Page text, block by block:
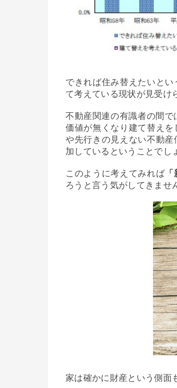
できれば住み替えたいと
て考えている現状が見受け
不動産関連の有識者の間
価値が無くなり建て替え
や先行きの見えない不動産
加しているということでし
このように考えてみれば「
ろうと言う気がしてきませ
家は確かに財産という側面